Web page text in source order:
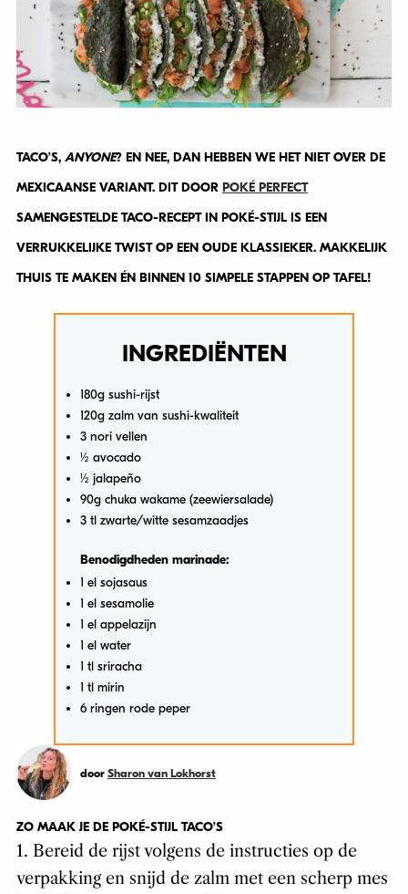
TACO’S, ANYONE? EN NEE, DAN HEBBEN WE HET NIET OVER DE
MEXICAANSE VARIANT. DIT DOOR POKÉ PERFECT
SAMENGESTELDE TACO-RECEPT IN POKÉ-STIJL IS EEN
VERRUKKELIJKE TWIST OP EEN OUDE KLASSIEKER. MAKKELIJK
THUIS TE MAKEN ÉN BINNEN 10 SIMPELE STAPPEN OP TAFEL!
INGREDIËNTEN
180g sushi-rijst
120g zalm van sushi-kwaliteit
3 nori vellen
½ avocado
½ jalapeño
90g chuka wakame (zeewiersalade)
3 tl zwarte/witte sesamzaadjes
Benodigdheden marinade:
1 el sojasaus
1 el sesamolie
1 el appelazijn
1 el water
1 tl sriracha
1 tl mirin
6 ringen rode peper
door Sharon van Lokhorst
ZO MAAK JE DE POKÉ-STIJL TACO’S
1. Bereid de rijst volgens de instructies op de
verpakking en snijd de zalm met een scherp mes